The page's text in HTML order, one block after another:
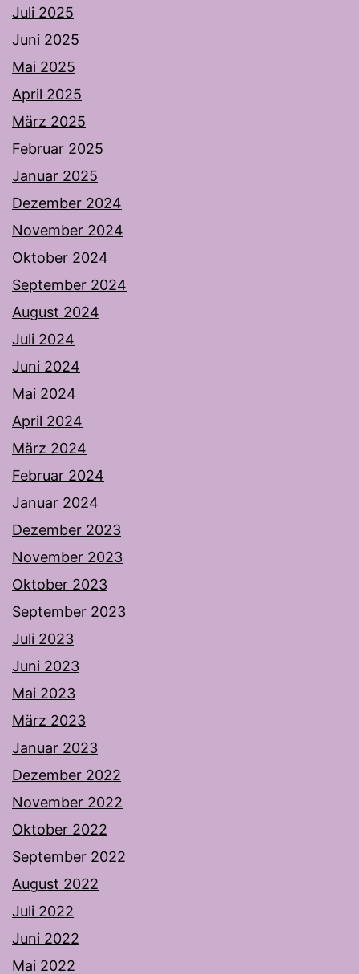
Juli 2025
Juni 2025
Mai 2025
April 2025
März 2025
Februar 2025
Januar 2025
Dezember 2024
November 2024
Oktober 2024
September 2024
August 2024
Juli 2024
Juni 2024
Mai 2024
April 2024
März 2024
Februar 2024
Januar 2024
Dezember 2023
November 2023
Oktober 2023
September 2023
Juli 2023
Juni 2023
Mai 2023
März 2023
Januar 2023
Dezember 2022
November 2022
Oktober 2022
September 2022
August 2022
Juli 2022
Juni 2022
Mai 2022